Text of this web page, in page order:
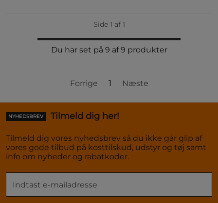
Side 1 af 1
Du har set på 9 af 9 produkter
Forrige 1 Næste
NYHEDSBREV Tilmeld dig her!
Tilmeld dig vores nyhedsbrev så du ikke går glip af
vores gode tilbud på kosttilskud, udstyr og tøj samt
info om nyheder og rabatkoder.